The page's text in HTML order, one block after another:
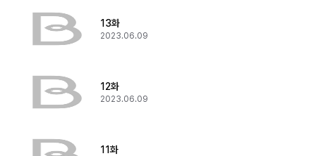
13화
2023.06.09
12화
2023.06.09
11화